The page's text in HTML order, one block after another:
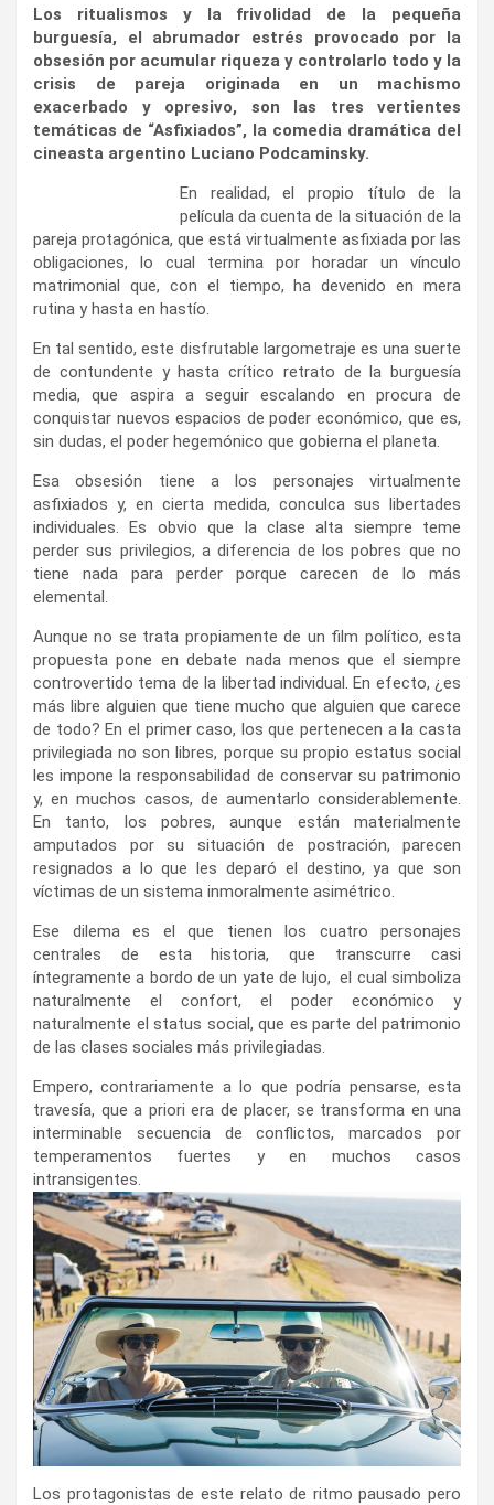
Los ritualismos y la frivolidad de la pequeña
burguesía, el abrumador estrés provocado por la
obsesión por acumular riqueza y controlarlo todo y la
crisis de pareja originada en un machismo
exacerbado y opresivo, son las tres vertientes
temáticas de “Asfixiados”, la comedia dramática del
cineasta argentino Luciano Podcaminsky.
En realidad, el propio título de la
película da cuenta de la situación de la
pareja protagónica, que está virtualmente asfixiada por las
obligaciones, lo cual termina por horadar un vínculo
matrimonial que, con el tiempo, ha devenido en mera
rutina y hasta en hastío.
En tal sentido, este disfrutable largometraje es una suerte
de contundente y hasta crítico retrato de la burguesía
media, que aspira a seguir escalando en procura de
conquistar nuevos espacios de poder económico, que es,
sin dudas, el poder hegemónico que gobierna el planeta.
Esa obsesión tiene a los personajes virtualmente
asfixiados y, en cierta medida, conculca sus libertades
individuales. Es obvio que la clase alta siempre teme
perder sus privilegios, a diferencia de los pobres que no
tiene nada para perder porque carecen de lo más
elemental.
Aunque no se trata propiamente de un film político, esta
propuesta pone en debate nada menos que el siempre
controvertido tema de la libertad individual. En efecto, ¿es
más libre alguien que tiene mucho que alguien que carece
de todo? En el primer caso, los que pertenecen a la casta
privilegiada no son libres, porque su propio estatus social
les impone la responsabilidad de conservar su patrimonio
y, en muchos casos, de aumentarlo considerablemente.
En tanto, los pobres, aunque están materialmente
amputados por su situación de postración, parecen
resignados a lo que les deparó el destino, ya que son
víctimas de un sistema inmoralmente asimétrico.
Ese dilema es el que tienen los cuatro personajes
centrales de esta historia, que transcurre casi
íntegramente a bordo de un yate de lujo, el cual simboliza
naturalmente el confort, el poder económico y
naturalmente el status social, que es parte del patrimonio
de las clases sociales más privilegiadas.
Empero, contrariamente a lo que podría pensarse, esta
travesía, que a priori era de placer, se transforma en una
interminable secuencia de conflictos, marcados por
temperamentos fuertes y en muchos casos
intransigentes.
Los protagonistas de este relato de ritmo pausado pero